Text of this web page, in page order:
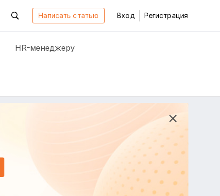
Написать статью Вход Регистрация
HR-менеджеру